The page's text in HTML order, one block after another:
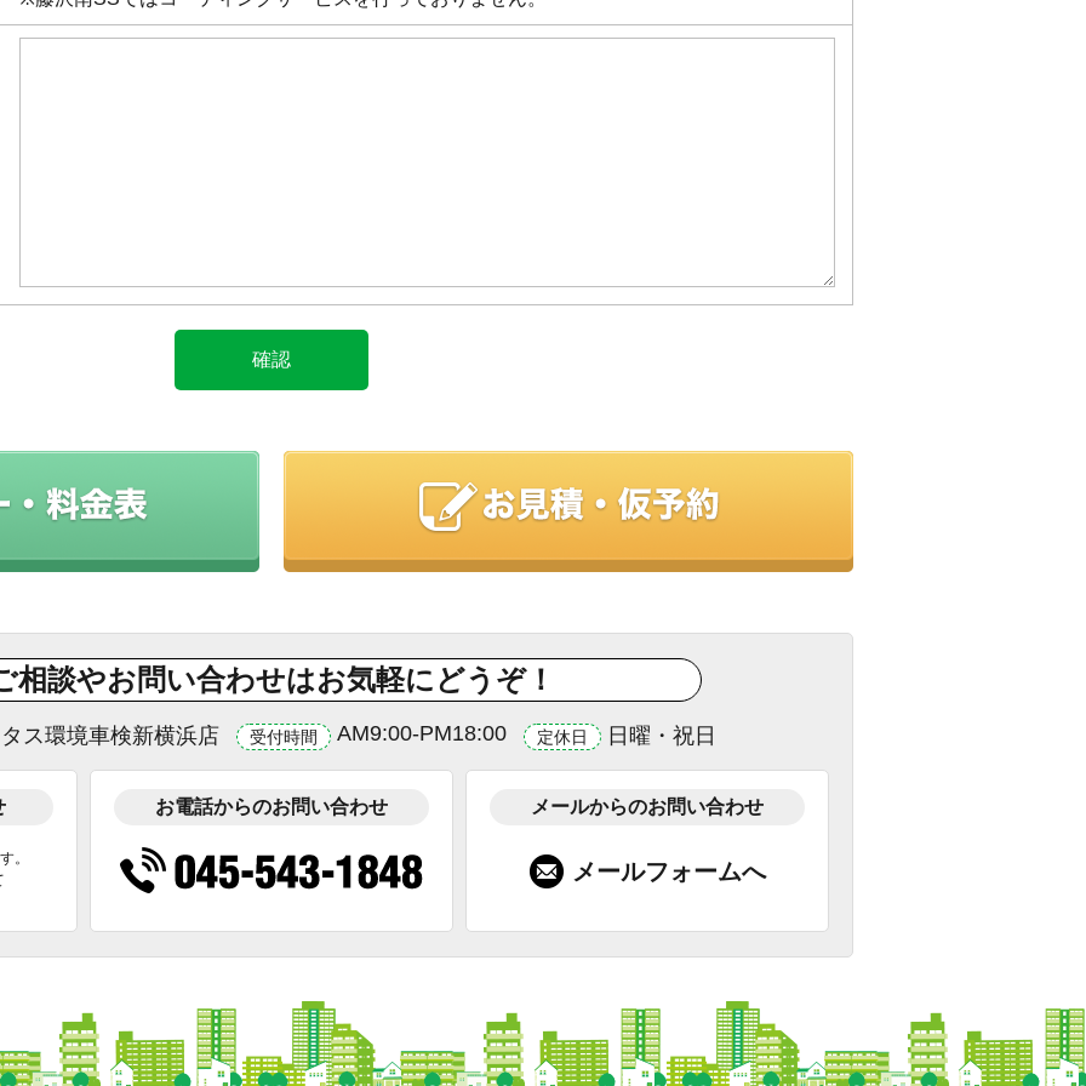
相談やお問い合わせはお気軽にどうぞ！
ス環境車検新横浜店 受付時間 AM9:00-PM18:00 定休日 日曜・祝日
。
お電話からのお問い合わせ メールからのお問い合わせ
メールフォームへ